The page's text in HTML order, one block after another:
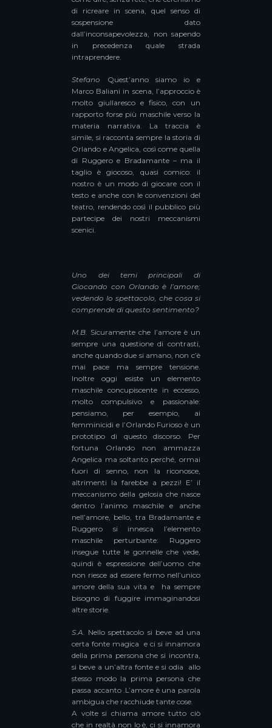
di ricreare in scena, quel senso di
sospensione dato
dall’inconsapevolezza, non sapendo
in precedenza quale strada
intraprendere.
Stefano Quest’anno siamo io e
Marco Baliani in scena, l’approccio è
molto giullaresco e fisico, con un
rapporto forse più maschile verso la
materia narrativa. La traccia è
simile, si racconta sempre la storia di
Orlando e Angelica, così come quella
di Ruggero e Bradamante – ma il
taglio è giocoso, quasi comico: il
nostro è un modo di giocare con il
testo e anche con le convenzioni del
teatro, rendendo così il pubblico più
partecipe dei nostri meccanismi
scenici.
Uno dei temi principali di
Giocando con Orlando è l’amore;
vedendo lo spettacolo, che cosa si
comprende di questo sentimento?
M.B. Sicuramente che l’amore è un
sempre una questione di contrasti,
anche quando due si amano, non c’è
mai pace ma sempre tensione.
Inoltre oggi esiste un elemento
maschile concupiscente in eccesso,
molto compulsivo e passionale:
pensiamo, per esempio, ai
femminicidi e l’Orlando Furioso è un
prototipo di questo discorso. Per
fortuna Orlando non ammazza
Angelica ma soltanto perché, ormai
fuori di senno, non la riconosce,
altrimenti la farebbe a pezzi! E’ il
meccanismo della gelosia che nasce
dentro l’animo maschile e anche
nell’amore, bello, tra Bradamante e
Ruggero si innesca l’elemento
maschile perturbante: Ruggero
insegue tutte le gonnelle che vede,
quindi è espressione dell’uomo che
non riesce ad essere fermo nell’unico
amore della sua vita e ha sempre
bisogno di fuggire immaginandosi
altre storie.
S.A. Nello spettacolo si beve ad una
certa fonte magica e ci si innamora
della prima persona che si incontra,
si beve a un’altra fonte e si odia allo
stesso modo la prima persona che
passa accanto .L’amore è una parola
ambigua che racchiude tante cose.
A volte si chiama amore tutto ciò
che in realtà non lo è, ci si innamora